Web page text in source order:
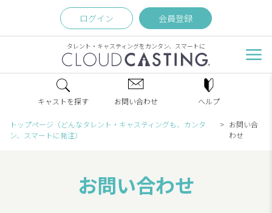
ログイン 会員登録
タレント・キャスティングをカンタン、スマートに
キャストを探す お問い合わせ ヘルプ
トップページ（どんなタレント・キャスティングも、カンタ
ン、スマートに発注）
お問い合
わせ
お問い合わせ